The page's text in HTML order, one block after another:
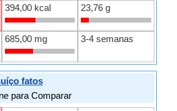
394,00 kcal 23,76 g
685,00 mg 3-4 semanas
fatos
para Comparar